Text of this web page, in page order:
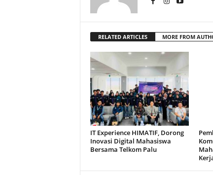
RELATED ARTICLES MORE FROM
IT Experience HIMATIF, Dorong
Inovasi Digital Mahasiswa
Bersama Telkom Palu